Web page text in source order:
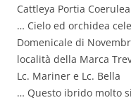
Cattleya Portia Coerulea
… Cielo ed orchidea
Domenicale di
località della Marca
Lc. Mariner e Lc. Bella
… Questo ibrido molto